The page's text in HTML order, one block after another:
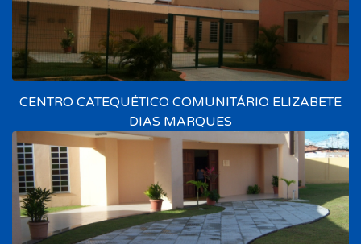
CENTRO CATEQUÉTICO COMUNITÁRIO ELIZABETE
DIAS MARQUES